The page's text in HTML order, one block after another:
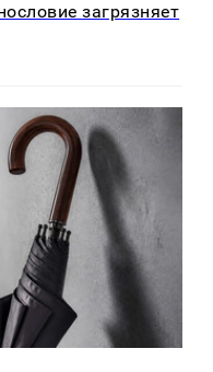
загрязняет